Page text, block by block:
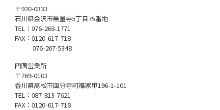
〒920-0333
石川県金沢市無量寺5丁目75番地
TEL：076-268-1771
FAX：0120-617-718
076-267-5348
四国営業所
〒769-0103
香川県高松市国分寺町福家甲196-1-101
TEL：087-813-7621
FAX：0120-617-718